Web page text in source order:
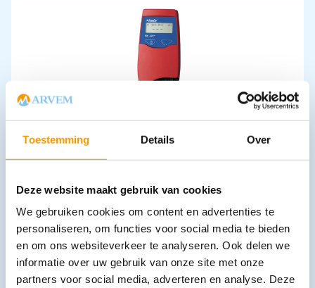
Toestemming Details Over
Deze website maakt gebruik van cookies
We gebruiken cookies om content en advertenties te
personaliseren, om functies voor social media te bieden
en om ons websiteverkeer te analyseren. Ook delen we
informatie over uw gebruik van onze site met onze
partners voor social media, adverteren en analyse. Deze
HemoCue Hb 201+ hemoglobinemeter met 220V netvoeding
€840,60 incl. btw
694.71 excl. btw
Leverbaar